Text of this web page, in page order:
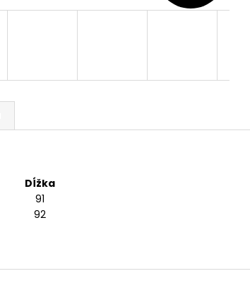
Dĺžka
91
92